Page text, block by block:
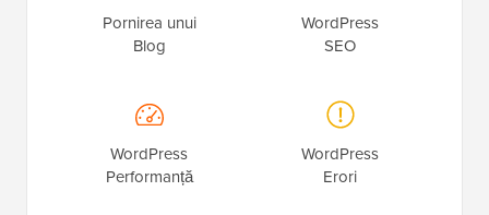
Pornirea unui
Blog
WordPress
SEO
WordPress
Performanță
WordPress
Erori